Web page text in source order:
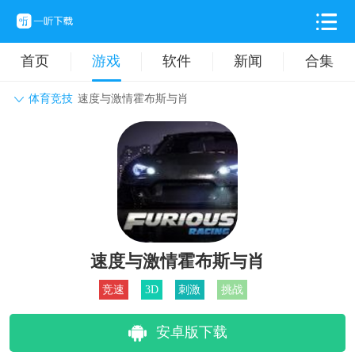
首页 游戏 软件 新闻 合集
体育竞技 速度与激情霍布斯与肖
动作格斗 休闲益智
卡牌对战 音乐舞蹈
挂机养成
速度与激情霍布斯与肖
竞速 3D 刺激 挑战
安卓版下载